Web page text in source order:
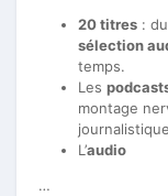
20 titres :
sélection
temps.
Les
montage
L’audio
…